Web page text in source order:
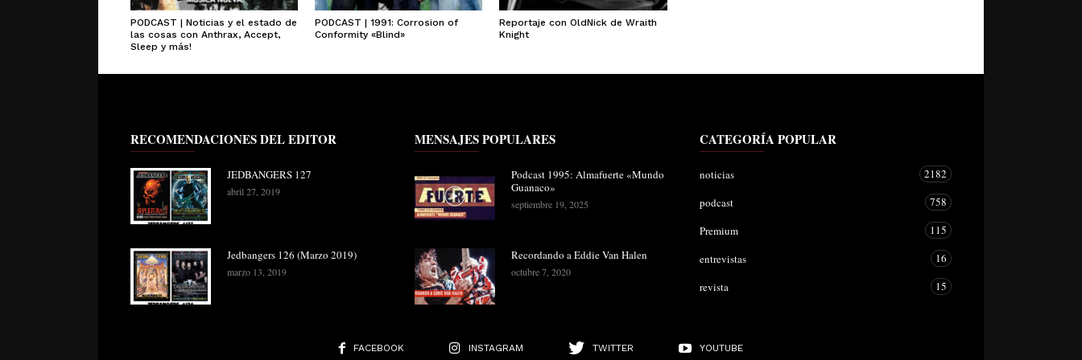
PODCAST | Noticias y el estado de
las cosas con Anthrax, Accept,
Sleep y más!
PODCAST | 1991: Corrosion of
Conformity «Blind»
Reportaje con OldNick de Wraith
Knight
RECOMENDACIONES DEL EDITOR
JEDBANGERS 127
abril 27, 2019
Jedbangers 126 (Marzo 2019)
marzo 13, 2019
MENSAJES POPULARES
Podcast 1995: Almafuerte «Mundo
Guanaco»
septiembre 19, 2025
Recordando a Eddie Van Halen
octubre 7, 2020
CATEGORÍA POPULAR
noticias
2182
podcast
758
Premium
115
entrevistas
16
revista
15
FACEBOOK INSTAGRAM TWITTER YOUTUBE